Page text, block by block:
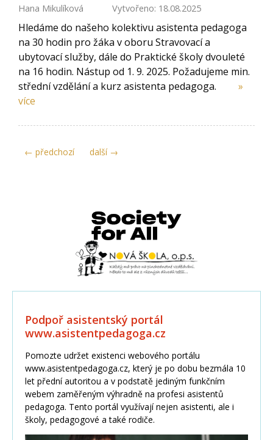
Hana Mikulíková Vytvořeno: 18.08.2025
Hledáme do našeho kolektivu asistenta pedagoga
na 30 hodin pro žáka v oboru Stravovací a
ubytovací služby, dále do Praktické školy dvouleté
na 16 hodin. Nástup od 1. 9. 2025. Požadujeme min.
střední vzdělání a kurz asistenta pedagoga.
»
více
← předchozí další →